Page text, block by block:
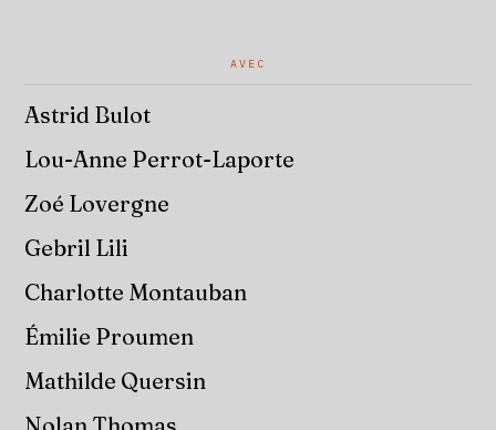
AVEC
Astrid Bulot
Lou-Anne Perrot-Laporte
Zoé Lovergne
Gebril Lili
Charlotte Montauban
Émilie Proumen
Mathilde Quersin